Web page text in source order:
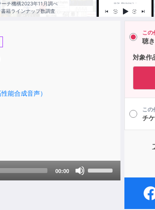
チ機構2023年11月調べ
籍ラインナップ数調査
能合成音声）
00:00
この
聴
対象作
この
チ